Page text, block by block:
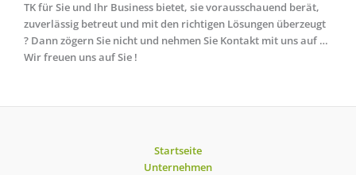
TK für Sie und Ihr Business bietet, sie vorausschauend berät,
zuverlässig betreut und mit den richtigen Lösungen überzeugt
? Dann zögern Sie nicht und nehmen Sie Kontakt mit uns auf …
Wir freuen uns auf Sie !
Startseite
Unternehmen